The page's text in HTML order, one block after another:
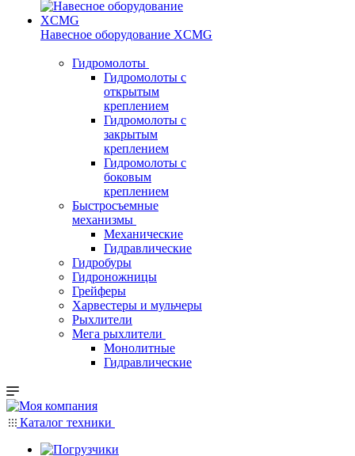
Навесное оборудование XCMG
Гидромолоты
Гидромолоты с
открытым
креплением
Гидромолоты с
закрытым
креплением
Гидромолоты с
боковым
креплением
Быстросъемные
механизмы
Механические
Гидравлические
Гидробуры
Гидроножницы
Грейферы
Харвестеры и мульчеры
Рыхлители
Мега рыхлители
Монолитные
Гидравлические
Каталог техники